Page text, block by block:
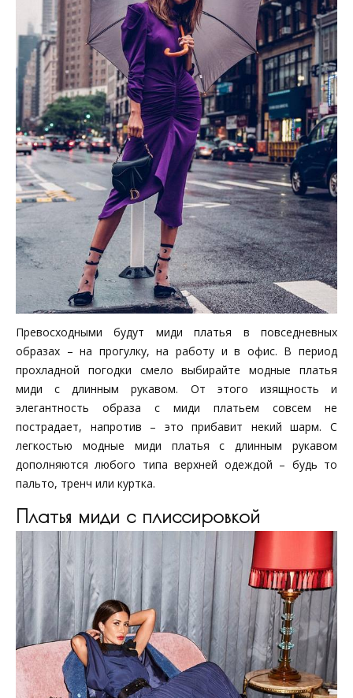
Превосходными будут миди платья в повседневных
образах – на прогулку, на работу и в офис. В период
прохладной погодки смело выбирайте модные платья
миди с длинным рукавом. От этого изящность и
элегантность образа с миди платьем совсем не
пострадает, напротив – это прибавит некий шарм. С
легкостью модные миди платья с длинным рукавом
дополняются любого типа верхней одеждой – будь то
пальто, тренч или куртка.
Платья миди с плиссировкой